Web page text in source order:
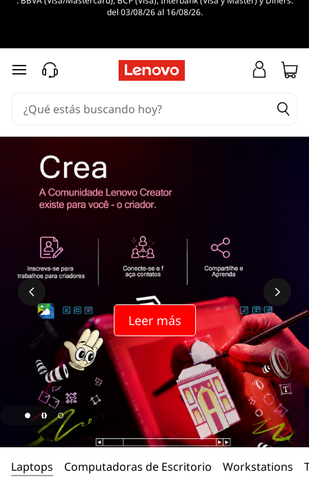
del 03/08/26 al 16/08/26.
Ir al contenido principal
Leer más
Laptops Computadoras de Escritorio Workstations